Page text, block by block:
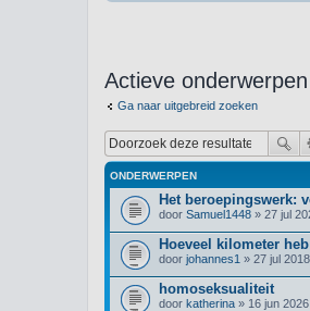
Actieve onderwerpen
Ga naar uitgebreid zoeken
ONDERWERPEN
Het beroepingswerk:
door Samuel1448 » 27 jul
Hoeveel kilometer
door johannes1 » 27 jul
homoseksualiteit
door katherina » 16 jun